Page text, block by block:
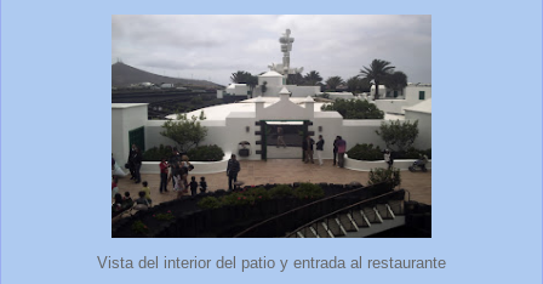
Vista del interior del patio y entrada al restaurante